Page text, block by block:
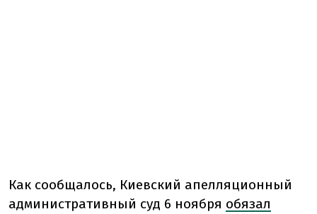
Как сообщалось, Киевский апелляционный
административный суд 6 ноября обязал